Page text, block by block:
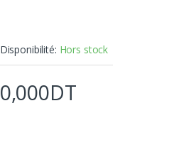
Disponibilité: Hors stock
0,000DT